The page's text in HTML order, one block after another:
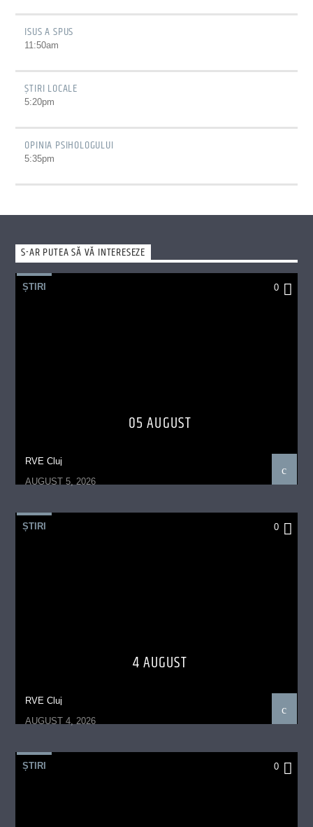
ISUS A SPUS
11:50am
ȘTIRI LOCALE
5:20pm
OPINIA PSIHOLOGULUI
5:35pm
S-AR PUTEA SĂ VĂ INTERESEZE
ȘTIRI 0
05 AUGUST
RVE Cluj
AUGUST 5, 2026
ȘTIRI 0
4 AUGUST
RVE Cluj
AUGUST 4, 2026
ȘTIRI 0